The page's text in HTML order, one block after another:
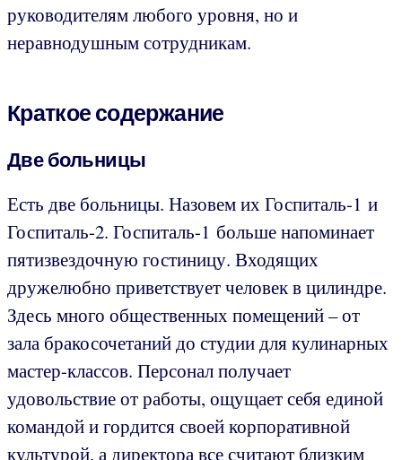
руководителям любого уровня, но и
неравнодушным сотрудникам.
Краткое содержание
Две больницы
Есть две больницы. Назовем их Госпиталь-1 и
Госпиталь-2. Госпиталь-1 больше напоминает
пятизвездочную гостиницу. Входящих
дружелюбно приветствует человек в цилиндре.
Здесь много общественных помещений – от
зала бракосочетаний до студии для кулинарных
мастер-классов. Персонал получает
удовольствие от работы, ощущает себя единой
командой и гордится своей корпоративной
культурой, а директора все считают близким